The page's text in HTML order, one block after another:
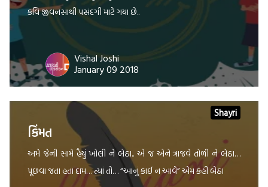
કવિ જીવનસાથી પસંદગી માટે ગયા છે..
Vishal Joshi
January 09 2018
Shayri
કિંમત
અમે જેની સામે હૈયું ખોલી ને બેઠા.. એ જ એને ત્રાજવે તોળી ને બેઠા…
પૂછવા જતા હતા દામ… ત્યાં તો… “આનું કાઈ ન આવે” એમ કહી બેઠા